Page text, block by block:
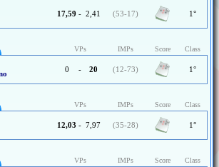
17,59 - 2,41 (53-17) 1°
VPs IMPs Score Class
0 - 20 (12-73) 1°
VPs IMPs Score Class
12,03 - 7,97 (35-28) 1°
VPs IMPs Score Class